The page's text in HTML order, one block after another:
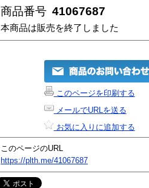
商品番号 41067687
本商品は販売を終了しました
このページを印刷する
メールでURLを送る
お気に入りに追加する
このページのURL
https://plth.me/41067687